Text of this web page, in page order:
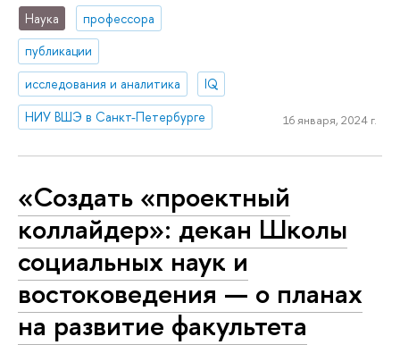
Наука
профессора
публикации
исследования и аналитика
IQ
НИУ ВШЭ в Санкт-Петербурге
16 января, 2024 г.
«Создать «проектный
коллайдер»: декан Школы
социальных наук и
востоковедения — о планах
на развитие факультета